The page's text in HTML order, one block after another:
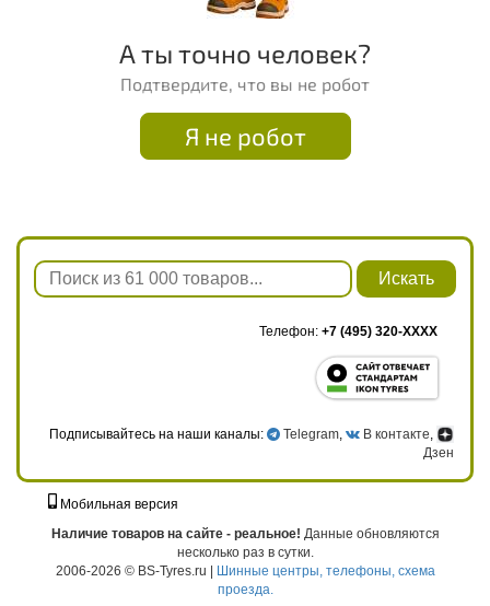
А ты точно человек?
Подтвердите, что вы не робот
Я не робот
Искать
Телефон: +7 (495) 320-XXXX
Подписывайтесь на наши каналы: Telegram , В контакте
Дзен
Мобильная версия
Наличие товаров на сайте - реальное! Данные обновляются
несколько раз в сутки.
2006-2026 © BS-Tyres.ru | Шинные центры, телефоны, схема
проезда.